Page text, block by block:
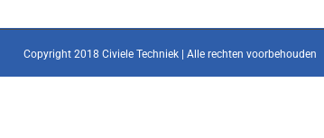
Copyright 2018 Civiele Techniek | Alle rechten voorbehouden